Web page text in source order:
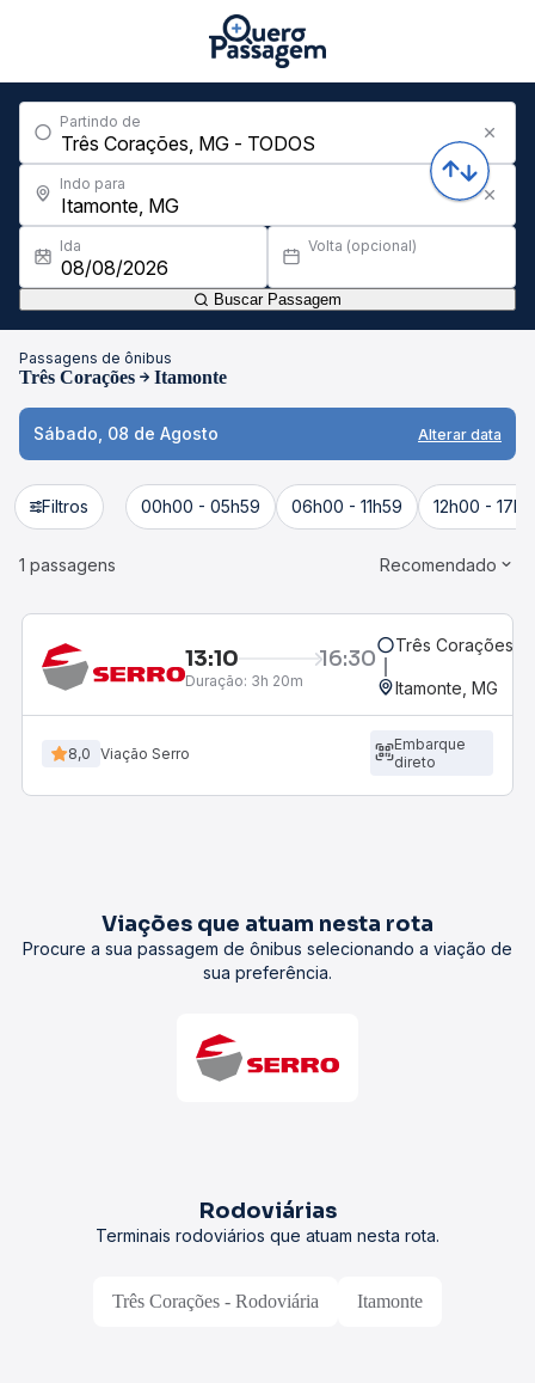
Partindo de
Indo para
Ida Volta (opcional)
Buscar Passagem
Passagens de ônibus
Três Corações Itamonte
Sábado, 08 de Agosto Alterar data
Filtros 00h00 - 05h59 06h00 - 11h59 12h00 -
1 passagens Recomendado
13:10 16:30
Duração: 3h 20m
Três Corações,
Itamonte, MG
8,0 Viação Serro
Embarque
direto
Viações que atuam nesta rota
Procure a sua passagem de ônibus selecionando a viação de
sua preferência.
Rodoviárias
Terminais rodoviários que atuam nesta rota.
Três Corações - Rodoviária Itamonte